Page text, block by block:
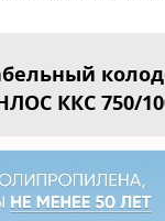
ККС 750/